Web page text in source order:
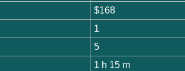
$168
1
5
1 h 15 m